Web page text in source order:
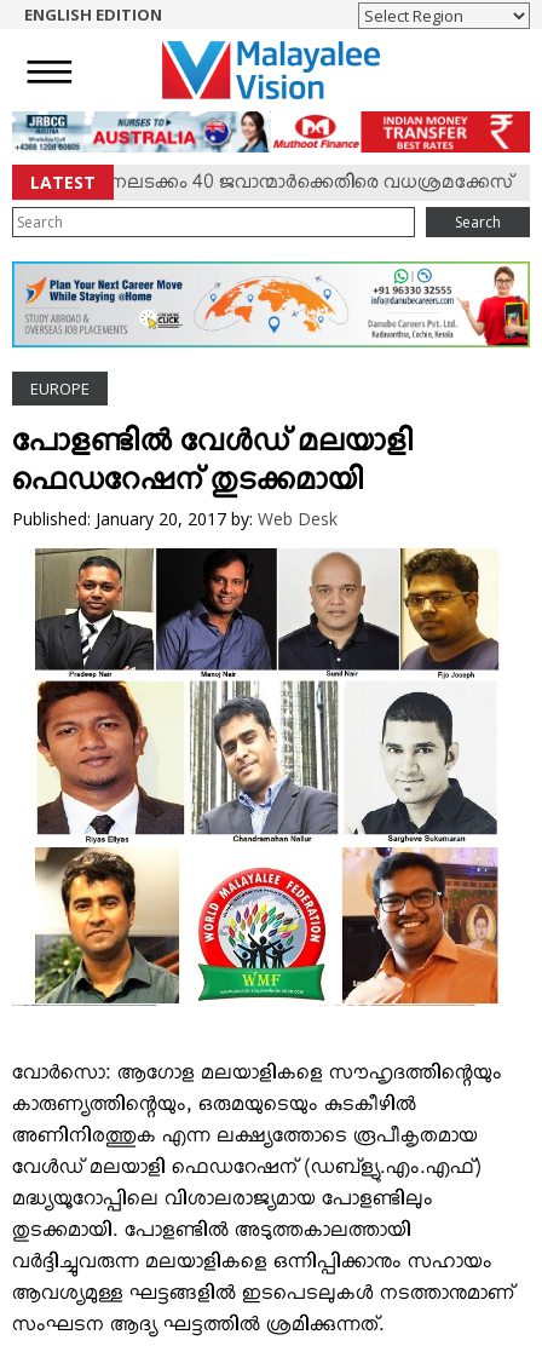
NEWS
ENGLISH
NRI
ENTERTAINMENT
MV SPECIAL
SPORTS
LIFESTYLE
TECH & AUTO
SOCIAL SPHERE
EDITORIAL
ARTS & LITERATURE
MAGAZINE
VIDEOS
YOUR SAY
COOKERY
KARSHAKAN
TOURS & TRAVEL
GREETINGS
CLASSIFIEDS
OBITUARY
ENGLISH EDITION
LATEST 40 ജവാന്മാര്‍ക്കെതിരെ വധശ്രമക്കേസ്
Search
EUROPE
പോളണ്ടില്‍ വേള്‍ഡ് മലയാളി
ഫെഡറേഷന് തുടക്കമായി
Published: January 20, 2017 by: Web Desk
വോര്‍സൊ: ആഗോള മലയാളികളെ സൗഹൃദത്തിന്റെയും
കാരുണ്യത്തിന്റെയും, ഒരുമയുടെയും കുടകീഴില്‍
അണിനിരത്തുക എന്ന ലക്ഷ്യത്തോടെ രൂപീകൃതമായ
വേള്‍ഡ് മലയാളി ഫെഡറേഷന് (ഡബ്‌ള്യു.എം.എഫ്)
മദ്ധ്യയൂറോപ്പിലെ വിശാലരാജ്യമായ പോളണ്ടിലും
തുടക്കമായി. പോളണ്ടില്‍ അടുത്തകാലത്തായി
വര്‍ദ്ദിച്ചുവരുന്ന മലയാളികളെ ഒന്നിപ്പിക്കാനും സഹായം
ആവശ്യമുള്ള ഘട്ടങ്ങളില്‍ ഇടപെടലുകള്‍ നടത്താനുമാണ്
സംഘടന ആദ്യ ഘട്ടത്തില്‍ ശ്രമിക്കുന്നത്.